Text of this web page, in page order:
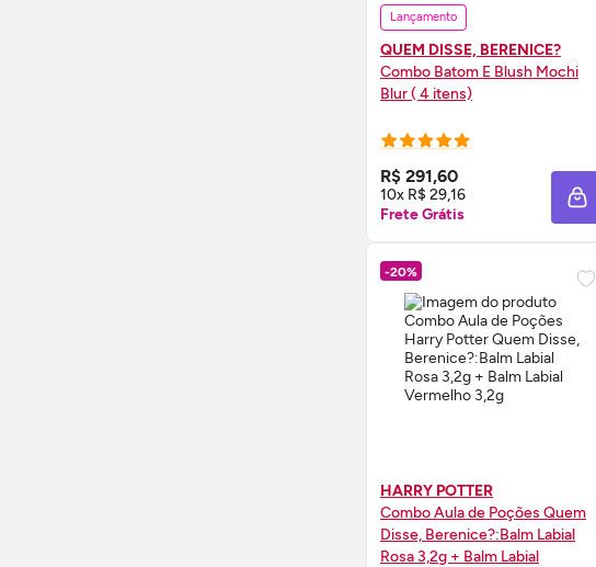
Lançamento
QUEM DISSE, BERENICE?
Combo Batom E Blush Mochi
Blur ( 4 itens)
R$ 291,60
10x R$ 29,16
Frete Grátis
COMPRE AGORA ❯
-20%
HARRY POTTER
Combo Aula de Poções Quem
Disse, Berenice?:Balm Labial
Rosa 3,2g + Balm Labial